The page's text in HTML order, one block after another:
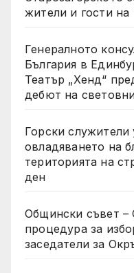
жители и гости
Генералното
България в
Театър „Хенд“
дебют на
Горски служители
овладяването на
територията на
ден
Общински съвет –
процедура за
заседатели за